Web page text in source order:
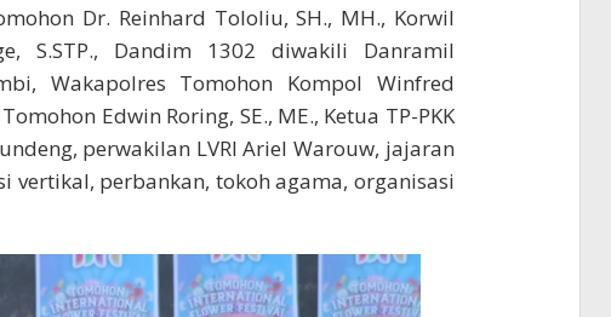
Dr. Reinhard Tololiu, SH., MH., Korwil
S.STP., Dandim 1302 diwakili Danramil
Wakapolres Tomohon Kompol Winfred
Edwin Roring, SE., ME., Ketua TP-PKK
perwakilan LVRI Ariel Warouw, jajaran
vertikal, perbankan, tokoh agama, organisasi